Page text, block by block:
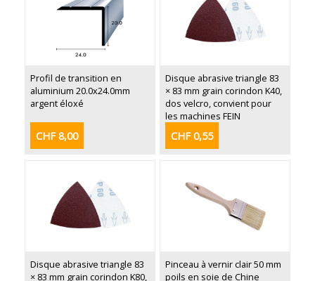
Profil de transition en
aluminium 20.0x24.0mm
argent éloxé
CHF 8,00
Disque abrasive triangle 83
× 83 mm grain corindon K40,
dos velcro, convient pour
les machines FEIN
CHF 0,55
Disque abrasive triangle 83
× 83 mm grain corindon K80,
Pinceau à vernir clair 50 mm
poils en soie de Chine